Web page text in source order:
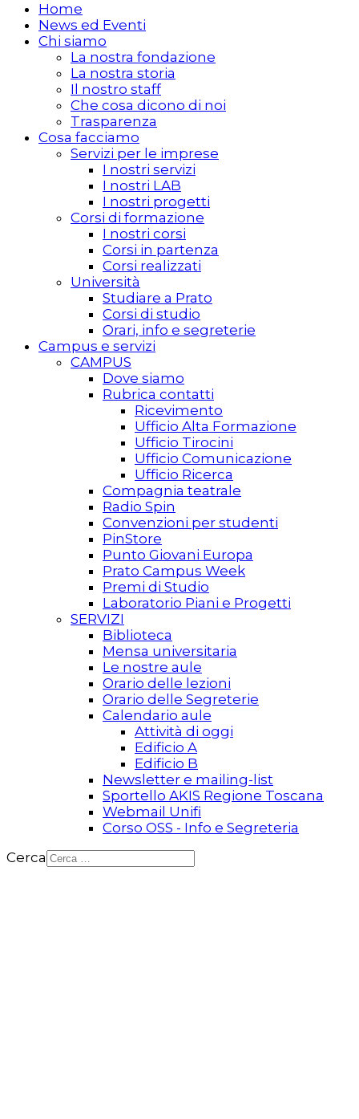
Home
News ed Eventi
Chi siamo
La nostra fondazione
La nostra storia
Il nostro staff
Che cosa dicono di noi
Trasparenza
Cosa facciamo
Servizi per le imprese
I nostri servizi
I nostri LAB
I nostri progetti
Corsi di formazione
I nostri corsi
Corsi in partenza
Corsi realizzati
Università
Studiare a Prato
Corsi di studio
Orari, info e segreterie
Campus e servizi
CAMPUS
Dove siamo
Rubrica contatti
Ricevimento
Ufficio Alta Formazione
Ufficio Tirocini
Ufficio Comunicazione
Ufficio Ricerca
Compagnia teatrale
Radio Spin
Convenzioni per studenti
PinStore
Punto Giovani Europa
Prato Campus Week
Premi di Studio
Laboratorio Piani e Progetti
SERVIZI
Biblioteca
Mensa universitaria
Le nostre aule
Orario delle lezioni
Orario delle Segreterie
Calendario aule
Attività di oggi
Edificio A
Edificio B
Newsletter e mailing-list
Sportello AKIS Regione Toscana
Webmail Unifi
Corso OSS - Info e Segreteria
Cerca